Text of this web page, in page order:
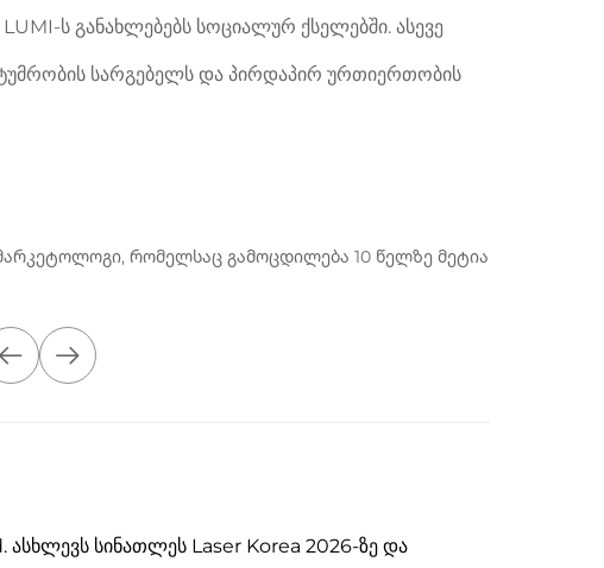
ს განახლებებს სოციალურ ქსელებში. ასევე
სარგებელს და პირდაპირ ურთიერთობის
რომელსაც გამოცდილება 10 წელზე მეტია
სინათლეს Laser Korea 2026-ზე და